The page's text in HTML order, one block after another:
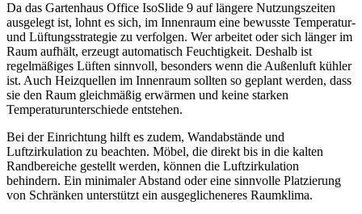
Da das Gartenhaus Office IsoSlide 9 auf längere Nutzungszeiten
ausgelegt ist, lohnt es sich, im Innenraum eine bewusste Temperatur-
und Lüftungsstrategie zu verfolgen. Wer arbeitet oder sich länger im
Raum aufhält, erzeugt automatisch Feuchtigkeit. Deshalb ist
regelmäßiges Lüften sinnvoll, besonders wenn die Außenluft kühler
ist. Auch Heizquellen im Innenraum sollten so geplant werden, dass
sie den Raum gleichmäßig erwärmen und keine starken
Temperaturunterschiede entstehen.
Bei der Einrichtung hilft es zudem, Wandabstände und
Luftzirkulation zu beachten. Möbel, die direkt bis in die kalten
Randbereiche gestellt werden, können die Luftzirkulation
behindern. Ein minimaler Abstand oder eine sinnvolle Platzierung
von Schränken unterstützt ein ausgeglicheneres Raumklima.